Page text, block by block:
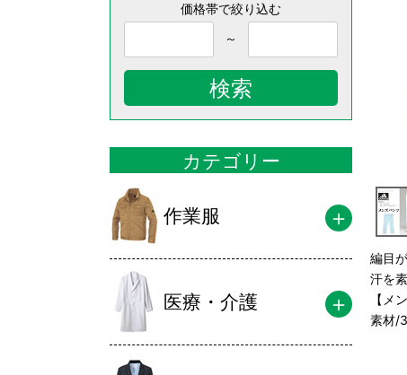
価格帯で絞り込む
～
検索
カテゴリー
作業服
医療・介護
編目
汗を
【
素材/